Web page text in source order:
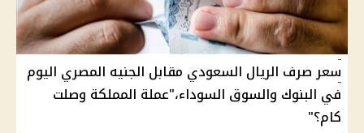
سعر صرف الريال السعودي مقابل الجنيه المصري اليوم
في البنوك والسوق السوداء،"عملة المملكة وصلت
كام؟"